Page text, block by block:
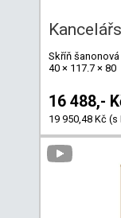
Skříň šanonová
40 × 117.7 × 80
16 488,-
19 950,48 Kč (s